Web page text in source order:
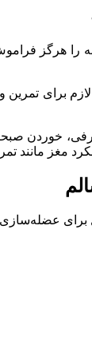
را هرگز
برای
مغز مانند